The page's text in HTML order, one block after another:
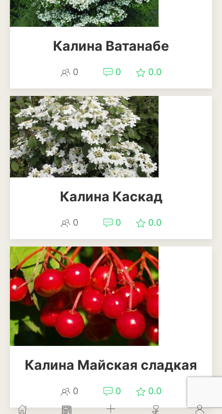
Калина Ватанабе
0 0 0.0
Калина Каскад
0 0 0.0
Калина Майская сладкая
0 0 0.0